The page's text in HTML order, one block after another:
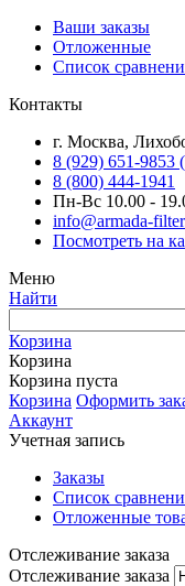
Ваши заказы
Отложенные
Список
Контакты
г. Москва,
8 (929) 651-9853
8 (800) 444-1941
Пн-Вс 10.00 -
info@armada-
Посмотреть на
Меню
Найти
Корзина
Корзина
Корзина пуста
Корзина Оформить
Аккаунт
Учетная запись
Заказы
Список
Отложенные
Отслеживание заказа
Отслеживание заказа